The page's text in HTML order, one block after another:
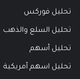
تحليل فوركس
تحليل السلع والذهب
تحليل أسهم
تحليل اسهم أمريكية